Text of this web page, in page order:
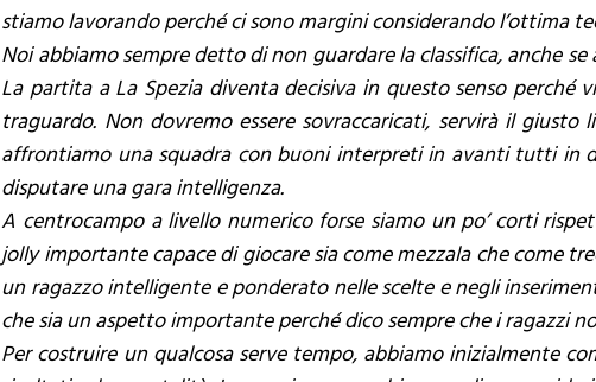
stiamo lavorando perché ci sono margini considerando l’ottima
Noi abbiamo sempre detto di non guardare la classifica, anche
La partita a La Spezia diventa decisiva in questo senso
traguardo. Non dovremo essere sovraccaricati, servirà il
affrontiamo una squadra con buoni interpreti in avanti tutti in
disputare una gara intelligenza.
A centrocampo a livello numerico forse siamo un po’ corti
jolly importante capace di giocare sia come mezzala che come
un ragazzo intelligente e ponderato nelle scelte e negli
che sia un aspetto importante perché dico sempre che i ragazzi
Per costruire un qualcosa serve tempo, abbiamo inizialmente